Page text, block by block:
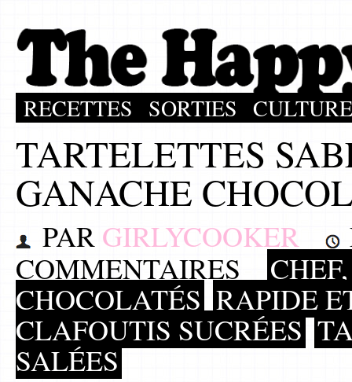
RECETTES SORTIES CULTURE
TARTELETTES
GANACHE
PAR GIRLYCOOKER
COMMENTAIRES
CHOCOLATÉS RAPIDE
CLAFOUTIS SUCRÉES
SALÉES